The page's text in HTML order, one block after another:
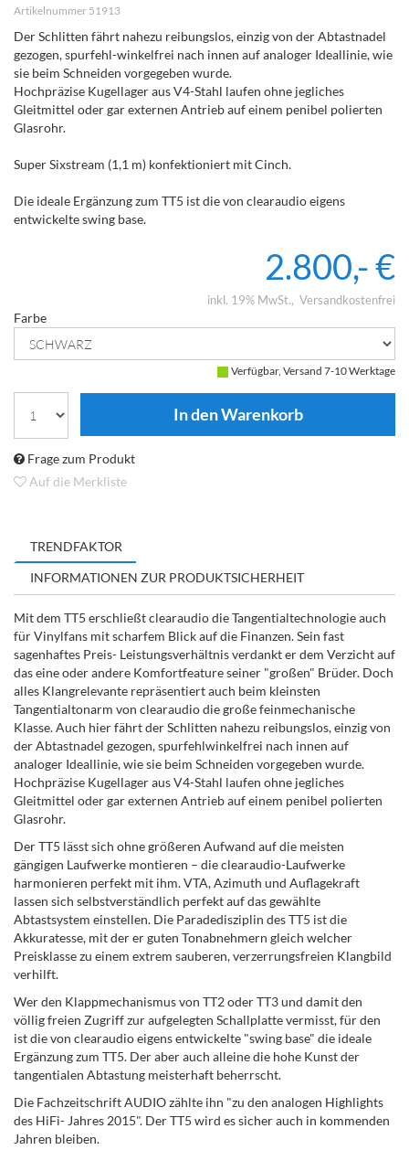
Artikelnummer 51913
Der Schlitten fährt nahezu reibungslos, einzig von der Abtastnadel
gezogen, spurfehl-winkelfrei nach innen auf analoger Ideallinie, wie
sie beim Schneiden vorgegeben wurde.
Hochpräzise Kugellager aus V4-Stahl laufen ohne jegliches
Gleitmittel oder gar externen Antrieb auf einem penibel polierten
Glasrohr.
Super Sixstream (1,1 m) konfektioniert mit Cinch.
Die ideale Ergänzung zum TT5 ist die von clearaudio eigens
entwickelte swing base.
2.800,- €
inkl. 19% MwSt. Versandkostenfrei
Farbe
Verfügbar, Versand 7-10 Werktage
Frage zum Produkt
Auf die Merkliste
TRENDFAKTOR
INFORMATIONEN ZUR PRODUKTSICHERHEIT
Mit dem TT5 erschließt clearaudio die Tangentialtechnologie auch
für Vinylfans mit scharfem Blick auf die Finanzen. Sein fast
sagenhaftes Preis- Leistungsverhältnis verdankt er dem Verzicht auf
das eine oder andere Komfortfeature seiner "großen" Brüder. Doch
alles Klangrelevante repräsentiert auch beim kleinsten
Tangentialtonarm von clearaudio die große feinmechanische
Klasse. Auch hier fährt der Schlitten nahezu reibungslos, einzig von
der Abtastnadel gezogen, spurfehlwinkelfrei nach innen auf
analoger Ideallinie, wie sie beim Schneiden vorgegeben wurde.
Hochpräzise Kugellager aus V4-Stahl laufen ohne jegliches
Gleitmittel oder gar externen Antrieb auf einem penibel polierten
Glasrohr.
Der TT5 lässt sich ohne größeren Aufwand auf die meisten
gängigen Laufwerke montieren – die clearaudio-Laufwerke
harmonieren perfekt mit ihm. VTA, Azimuth und Auflagekraft
lassen sich selbstverständlich perfekt auf das gewählte
Abtastsystem einstellen. Die Paradedisziplin des TT5 ist die
Akkuratesse, mit der er guten Tonabnehmern gleich welcher
Preisklasse zu einem extrem sauberen, verzerrungsfreien Klangbild
verhilft.
Wer den Klappmechanismus von TT2 oder TT3 und damit den
völlig freien Zugriff zur aufgelegten Schallplatte vermisst, für den
ist die von clearaudio eigens entwickelte "swing base" die ideale
Ergänzung zum TT5. Der aber auch alleine die hohe Kunst der
tangentialen Abtastung meisterhaft beherrscht.
Die Fachzeitschrift AUDIO zählte ihn "zu den analogen Highlights
des HiFi- Jahres 2015". Der TT5 wird es sicher auch in kommenden
Jahren bleiben.